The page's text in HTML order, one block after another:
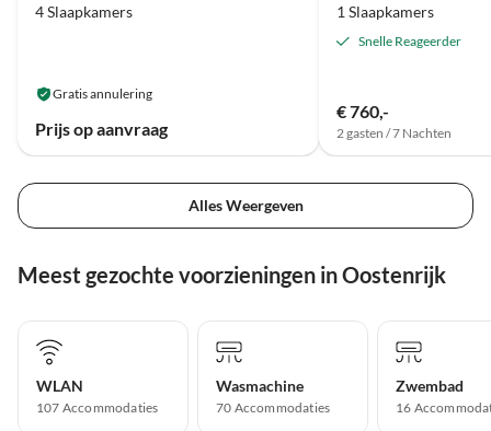
4 Slaapkamers
Gratis annulering
Prijs op aanvraag
1 Slaapkamers
Snelle Reageerder
€ 760,-
2 gasten / 7 Nachten
Alles Weergeven
Meest gezochte voorzieningen in Oostenrijk
WLAN
107 Accommodaties
Wasmachine
70 Accommodaties
Zwembad
16